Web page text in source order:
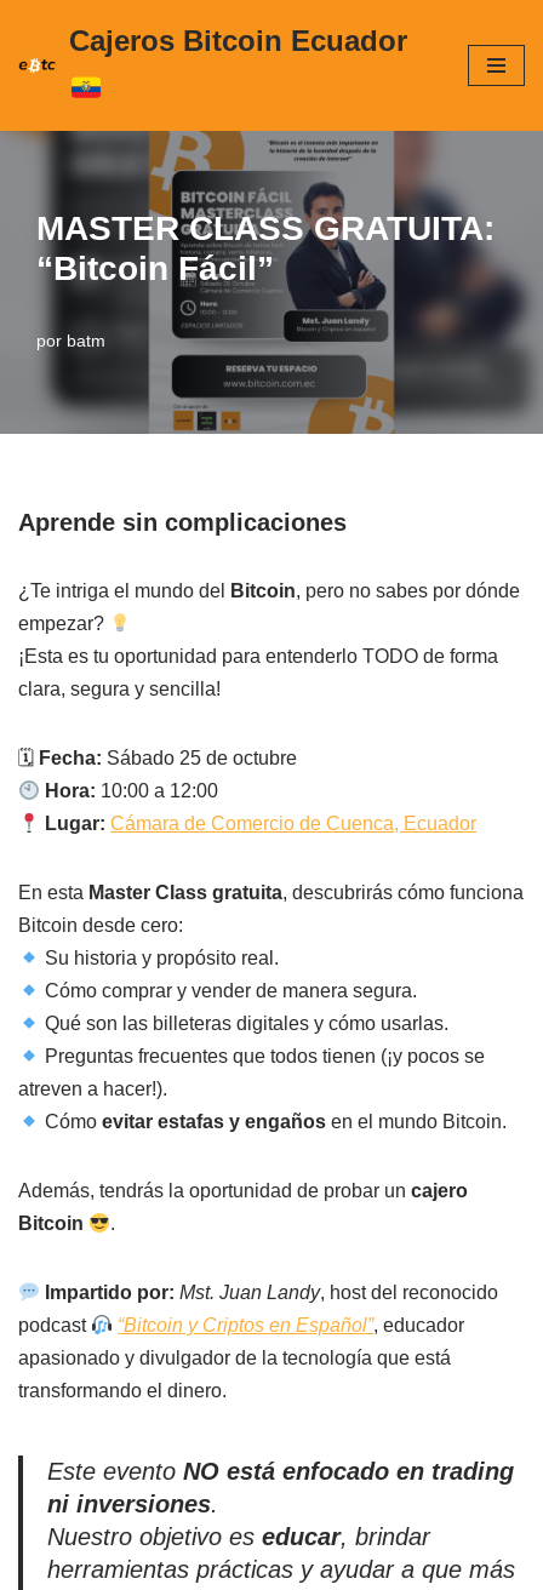
Saltar
contenido
Cajeros Bitcoin Ecuador
MASTER CLASS GRATUITA:
“Bitcoin Fácil”
por batm
Aprende sin complicaciones
¿Te intriga el mundo del Bitcoin, pero no sabes por dónde
empezar?
¡Esta es tu oportunidad para entenderlo TODO de forma
clara, segura y sencilla!
🗓 Fecha: Sábado 25 de octubre
Hora: 10:00 a 12:00
Lugar: Cámara de Comercio de Cuenca, Ecuador
En esta Master Class gratuita, descubrirás cómo funciona
Bitcoin desde cero:
Su historia y propósito real.
Cómo comprar y vender de manera segura.
Qué son las billeteras digitales y cómo usarlas.
Preguntas frecuentes que todos tienen (¡y pocos se
atreven a hacer!).
Cómoevitar estafas y engaños en el mundo Bitcoin.
Además, tendrás la oportunidad de probar un cajero
Bitcoin
.
Impartido por: Mst. Juan Landy, host del reconocido
podcast
“Bitcoin y Criptos en Español”, educador
apasionado y divulgador de la tecnología que está
transformando el dinero.
Este evento NO está enfocado en trading
ni inversiones.
Nuestro objetivo es educar, brindar
herramientas prácticas y ayudar a que más